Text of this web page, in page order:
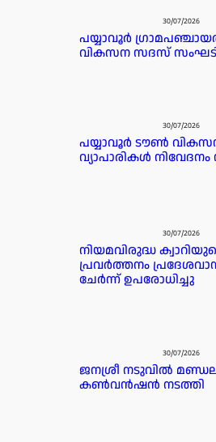
30/07/2026
പയ്യാവൂർ
വികസന സദസ്
30/07/2026
പയ്യാവൂർ ടൗൺ
വ്യാപാരികൾ
30/07/2026
നിയമവിരുദ്ധ
പ്രവർത്തനം
ചേർന്ന് ഉപരോധിച്ചു
30/07/2026
ജനശ്രീ നടുവിൽ
കൺവൻഷൻ നടത്തി